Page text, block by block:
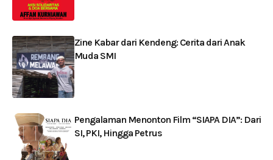
Zine Kabar dari Kendeng: Cerita dari Anak
Muda SMI
Pengalaman Menonton Film “SIAPA DIA”: Dari
SI, PKI, Hingga Petrus